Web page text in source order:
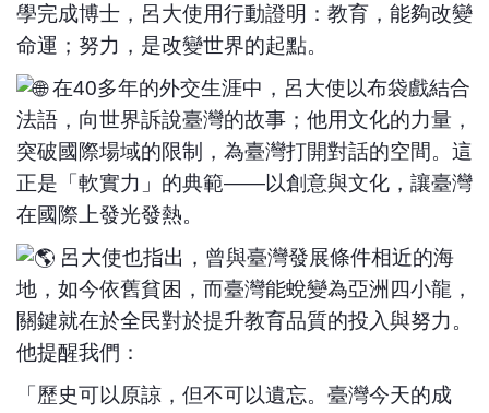
學完成博士，呂大使用行動證明：教育，能夠改變
命運；努力，是改變世界的起點。
在40多年的外交生涯中，呂大使以布袋戲結合
法語，向世界訴說臺灣的故事；他用文化的力量，
突破國際場域的限制，為臺灣打開對話的空間。這
正是「軟實力」的典範——以創意與文化，讓臺灣
在國際上發光發熱。
呂大使也指出，曾與臺灣發展條件相近的海
地，如今依舊貧困，而臺灣能蛻變為亞洲四小龍，
關鍵就在於全民對於提升教育品質的投入與努力。
他提醒我們：
「歷史可以原諒，但不可以遺忘。臺灣今天的成